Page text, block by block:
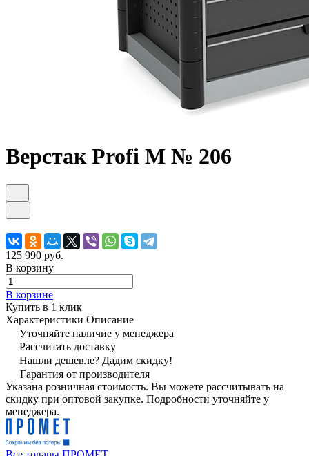
Верстак Profi M № 206
125 990 руб.
В корзину
В корзине
Купить в 1 клик
Характеристики Описание
Уточняйте наличие у менеджера
Рассчитать доставку
Нашли дешевле? Дадим скидку!
Гарантия от производителя
Указана розничная стоимость. Вы можете рассчитывать на
скидку при оптовой закупке. Подробности уточняйте у
менеджера.